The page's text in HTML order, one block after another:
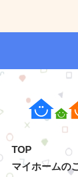
TOP
マイホームの